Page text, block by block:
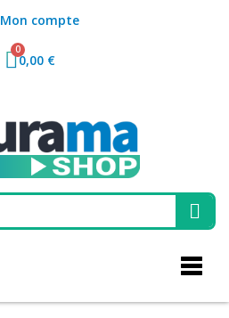
Mon compte
0,00 €